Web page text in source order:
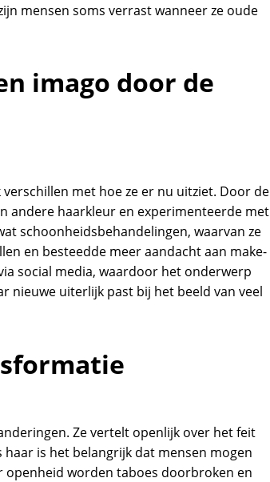
mensen soms verrast wanneer ze oude
imago door de
verschillen met hoe ze er nu uitziet. Door de
andere haarkleur en experimenteerde met
schoonheidsbehandelingen, waarvan ze
en besteedde meer aandacht aan make-
social media, waardoor het onderwerp
nieuwe uiterlijk past bij het beeld van veel
Ze vertelt openlijk over het feit
is het belangrijk dat mensen mogen
openheid worden taboes doorbroken en